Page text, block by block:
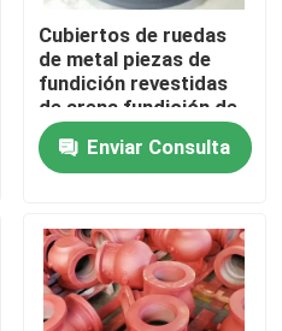
metal
Cubiertos de ruedas
de metal piezas de
fundición revestidas
de arena fundición de
hierro dúctil
Enviar Consulta